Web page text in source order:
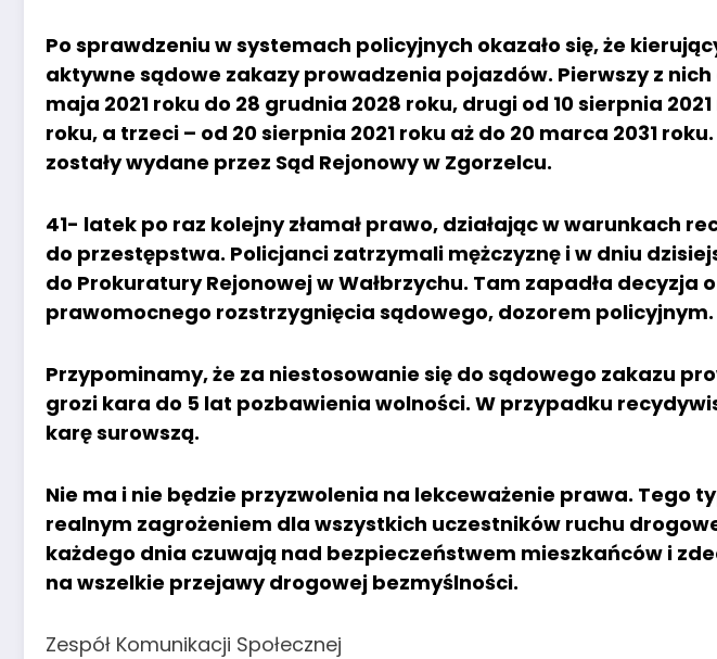
Po sprawdzeniu w systemach policyjnych okazało się, że
aktywne sądowe zakazy prowadzenia pojazdów. Pierwszy z nich
maja 2021 roku do 28 grudnia 2028 roku, drugi od 10 sierpnia
roku, a trzeci – od 20 sierpnia 2021 roku aż do 20 marca 2031
zostały wydane przez Sąd Rejonowy w Zgorzelcu.
41- latek po raz kolejny złamał prawo, działając w warunkach
do przestępstwa. Policjanci zatrzymali mężczyznę i w dniu
do Prokuratury Rejonowej w Wałbrzychu. Tam zapadła decyzja
prawomocnego rozstrzygnięcia sądowego, dozorem policyjnym.
Przypominamy, że za niestosowanie się do sądowego zakazu
grozi kara do 5 lat pozbawienia wolności. W przypadku
karę surowszą.
Nie ma i nie będzie przyzwolenia na lekceważenie prawa. Tego
realnym zagrożeniem dla wszystkich uczestników ruchu
każdego dnia czuwają nad bezpieczeństwem mieszkańców i
na wszelkie przejawy drogowej bezmyślności.
Zespół Komunikacji Społecznej